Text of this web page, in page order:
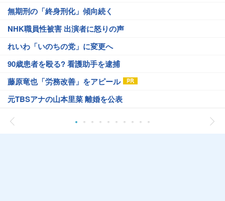
無期刑の「終身刑化」傾向続く
NHK職員性被害 出演者に怒りの声
れいわ「いのちの党」に変更へ
90歳患者を殴る? 看護助手を逮捕
藤原竜也「労務改善」をアピール
元TBSアナの山本里菜 離婚を公表